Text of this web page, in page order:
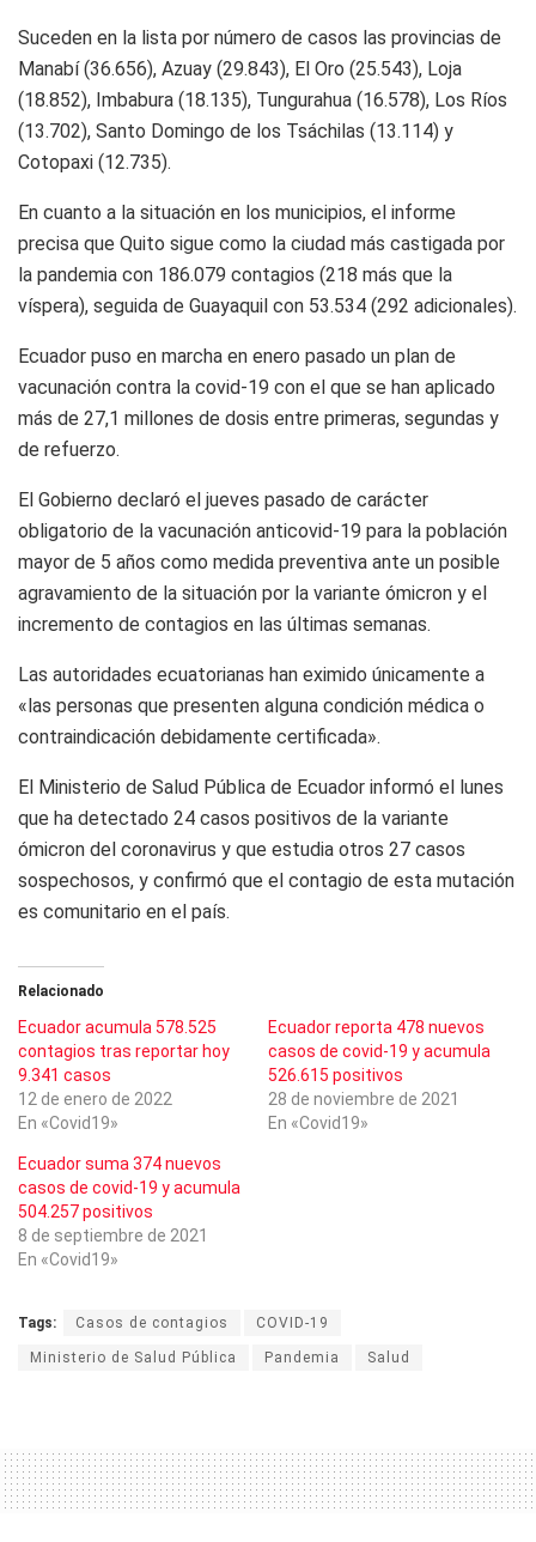
Suceden en la lista por número de casos las provincias de
Manabí (36.656), Azuay (29.843), El Oro (25.543), Loja
(18.852), Imbabura (18.135), Tungurahua (16.578), Los Ríos
(13.702), Santo Domingo de los Tsáchilas (13.114) y
Cotopaxi (12.735).
En cuanto a la situación en los municipios, el informe
precisa que Quito sigue como la ciudad más castigada por
la pandemia con 186.079 contagios (218 más que la
víspera), seguida de Guayaquil con 53.534 (292 adicionales).
Ecuador puso en marcha en enero pasado un plan de
vacunación contra la covid-19 con el que se han aplicado
más de 27,1 millones de dosis entre primeras, segundas y
de refuerzo.
El Gobierno declaró el jueves pasado de carácter
obligatorio de la vacunación anticovid-19 para la población
mayor de 5 años como medida preventiva ante un posible
agravamiento de la situación por la variante ómicron y el
incremento de contagios en las últimas semanas.
Las autoridades ecuatorianas han eximido únicamente a
«las personas que presenten alguna condición médica o
contraindicación debidamente certificada».
El Ministerio de Salud Pública de Ecuador informó el lunes
que ha detectado 24 casos positivos de la variante
ómicron del coronavirus y que estudia otros 27 casos
sospechosos, y confirmó que el contagio de esta mutación
es comunitario en el país.
Relacionado
Ecuador acumula 578.525
contagios tras reportar hoy
9.341 casos
12 de enero de 2022
En «Covid19»
Ecuador reporta 478 nuevos
casos de covid-19 y acumula
526.615 positivos
28 de noviembre de 2021
En «Covid19»
Ecuador suma 374 nuevos
casos de covid-19 y acumula
504.257 positivos
8 de septiembre de 2021
En «Covid19»
Tags: Casos de contagios COVID-19
Ministerio de Salud Pública Pandemia Salud